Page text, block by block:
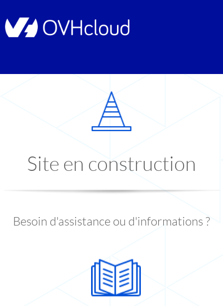
Site en construction
Besoin d'assistance ou d'informations ?